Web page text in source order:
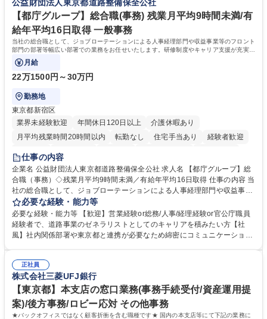
業務全般 募集職種 【東京／文京区】公益財団法人の総務人事業務／年間
休日125日
公益財団法人東京都道路整備保全公社
【都庁グループ】総合職(事務) 残業月平均9時間未満/有
給年平均16日取得 一般事務
当社の総合職として、ジョブローテーションによる人事経理部門や収益事業等のフロント
部門の部署等幅広い部署での業務をお任せいたします。研修制度やキャリア支援が充実し
ております！ ※下記業務詳細
月給
22万1500円～30万円
勤務地
東京都新宿区
業界未経験歓迎
年間休日120日以上
介護休暇あり
月平均残業時間20時間以内
転勤なし 住宅手当あり
経験者歓迎
研修あり
退職金あり
駅近5分以内
資格取得手当あり 食事補助あり
仕事の内容
企業名 公益財団法人東京都道路整備保全公社 求人名 【都庁グループ】総
合職（事務）◇残業月平均9時間未満／有給年平均16日取得 仕事の内容 当
社の総合職として、ジョブローテーションによる人事経理部門や収益事業
等のフロント部門の部署等幅広い部署での業務をお任せいたします。研修
制度やキャリア支援が充実しております！ ※下記業務詳細 【業務詳細】■
管理部門：広報、人事、経理など当公社の運営に係る管理業務 ■収益部
門：駐車場の新規開拓、管理運営、新宿駅西口広場の「イベントコーナ
道路施設や道路工事現場の見学ツアー事業 ※入社後は上記いずれかの部門
へ配属。※業務内容変更の範囲：会社の定める業務 募集職種 【都庁グル
ープ】総合職（事務）◇残業月平均9時間未満／有給年平均16日取得
必要な経験・能力等
必要な経験・能力等 【歓迎】営業経験or総務/人事/経理経験or官公庁職員
経験者で、道路事業のゼネラリストとしてのキャリアを積みたい方【社
風】社内関係部署や東京都と連携が必要なため綿密にコミュニケーション
部門など多岐に渡る業務を経験できます。 ■様々なプロジェクト：駐車場
事業の他、新宿駅西口広場内に設置された照明を兼ねた広告「ブライトサ
イン」の管理運営を行うなど、事業収益を生み出す活動を積極的に行って
います。 学歴・資格 学歴：大学院 大学 高専 短大 専修学校 高校 語学力：
資格：
正社員
株式会社三菱UFJ銀行
【東京都】本支店の窓口業務(事務手続受付/資産運用提
案)/後方事務/ロビー応対 その他事務
★バックオフィスではなく顧客折衝を含む職種です★ 国内の本支店等にて下記の業務に